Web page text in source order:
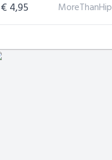
€ 4,95 MoreThanHip